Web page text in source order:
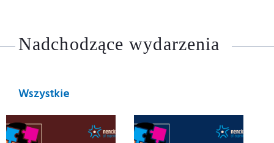
Nadchodzące wydarzenia
Wszystkie